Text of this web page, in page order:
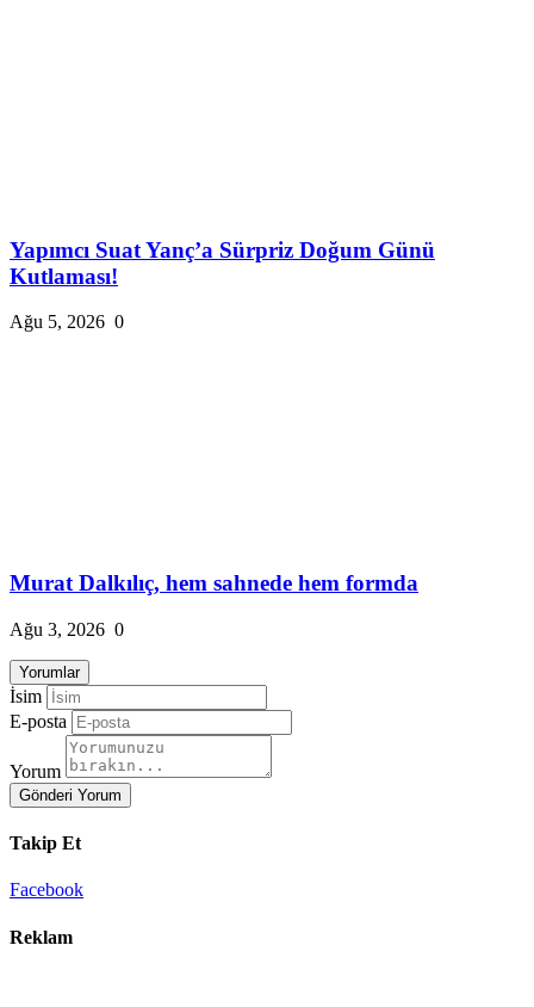
Yapımcı Suat Yanç’a Sürpriz Doğum Günü
Kutlaması!
Ağu 5, 2026 0
Murat Dalkılıç, hem sahnede hem formda
Ağu 3, 2026 0
Yorumlar
İsim
E-posta
Yorum
Gönderi Yorum
Takip Et
Facebook
Reklam